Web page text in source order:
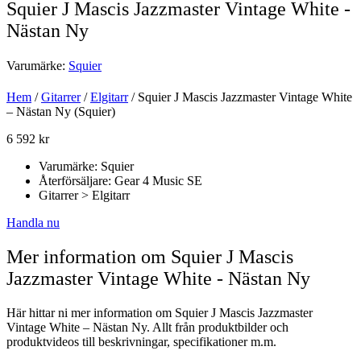
Squier J Mascis Jazzmaster Vintage White -
Nästan Ny
Varumärke: Squier
Hem /Gitarrer/Elgitarr/ Squier J Mascis Jazzmaster Vintage White
– Nästan Ny (Squier)
6 592 kr
Varumärke: Squier
Återförsäljare: Gear 4 Music SE
Gitarrer > Elgitarr
Handla nu
Mer information om Squier J Mascis
Jazzmaster Vintage White - Nästan Ny
Här hittar ni mer information om Squier J Mascis Jazzmaster
Vintage White – Nästan Ny. Allt från produktbilder och
produktvideos till beskrivningar, specifikationer m.m.